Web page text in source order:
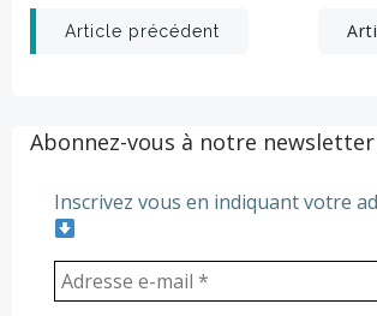
Post
Article précédent
Post
Abonnez-vous à notre
Inscrivez vous en indiquant votre